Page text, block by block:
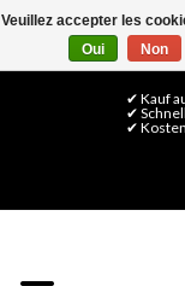
0
✔ Kauf
✔
✔
Veuillez accepter les
Oui
Non